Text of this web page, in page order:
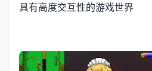
具有高度交互性的游戏世界